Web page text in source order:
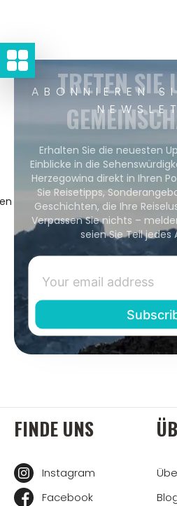
ABONNIEREN
TRETEN SIE
Erhalten Sie die neuesten
Einblicke in die
Herzegowina direkt in Ihren
Sie Reisetipps,
Geschichten, die Ihre
Verpassen Sie nichts –
seien Sie Teil jedes
FINDE UNS
Instagram
Facebook